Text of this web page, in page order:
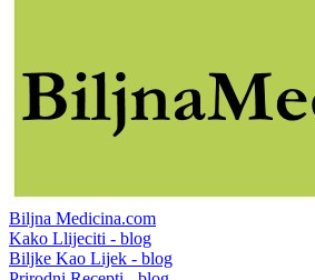
Biljna Medicina.com
Kako Llijeciti - blog
Biljke Kao Lijek - blog